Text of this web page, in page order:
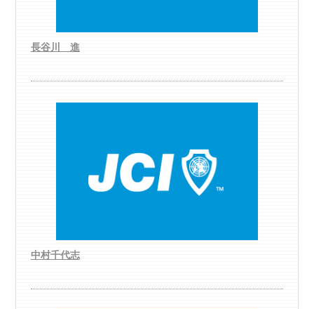
長谷川 進
中村千代志